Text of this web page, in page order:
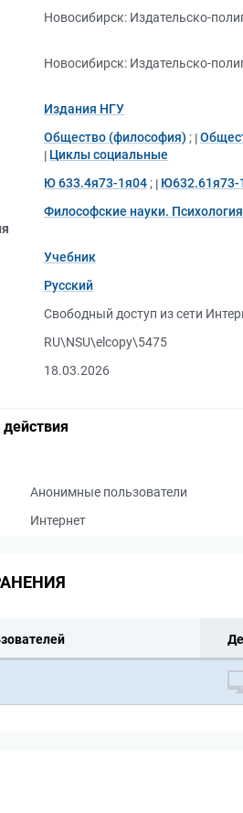
Новосибирск: Издательско-
Новосибирск: Издательско-
Издания НГУ
Общество (философия) ;
Циклы социальные
Ю 633.4я73-1я04 ; Ю632.61я73-
Философские науки.
Учебник
Русский
Свободный доступ из сети
RU\NSU\elcopy\5475
18.03.2026
Анонимные пользователи
Интернет